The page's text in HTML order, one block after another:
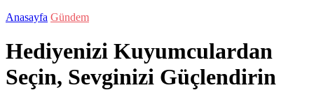
Anasayfa Gündem
Hediyenizi Kuyumculardan
Seçin, Sevginizi Güçlendirin